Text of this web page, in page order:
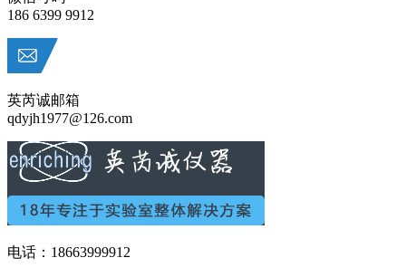
186 6399 9912
英芮诚邮箱
qdyjh1977@126.com
电话：18663999912